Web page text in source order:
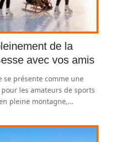
de la
avec vos amis
se présente comme une
les amateurs de sports
pleine montagne,…